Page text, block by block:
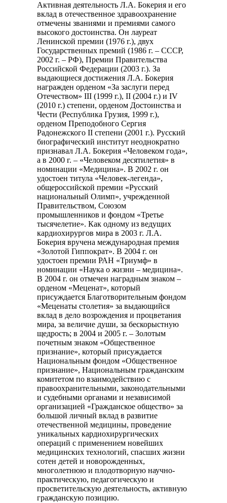
Активная деятельность Л.А. Бокерия и его
вклад в отечественное здравоохранение
отмечены званиями и премиями самого
высокого достоинства. Он лауреат
Ленинской премии (1976 г.), двух
Государственных премий (1986 г. – СССР,
2002 г. – РФ), Премии Правительства
Российской Федерации (2003 г.). За
выдающиеся достижения Л.А. Бокерия
награжден орденом «За заслуги перед
Отечеством» III (1999 г.), II (2004 г.) и IV
(2010 г.) степени, орденом Достоинства и
Чести (Республика Грузия, 1999 г.),
орденом Преподобного Сергия
Радонежского II степени (2001 г.). Русский
биографический институт неоднократно
признавал Л.А. Бокерия «Человеком года»,
а в 2000 г. – «Человеком десятилетия» в
номинации «Медицина». В 2002 г. он
удостоен титула «Человек-легенда»,
общероссийской премии «Русский
национальный Олимп», учрежденной
Правительством, Союзом
промышленников и фондом «Третье
тысячелетие». Как одному из ведущих
кардиохирургов мира в 2003 г. Л.А.
Бокерия вручена международная премия
«Золотой Гиппократ». В 2004 г. он
удостоен премии РАН «Триумф» в
номинации «Наука о жизни – медицина».
В 2004 г. он отмечен наградным знаком –
орденом «Меценат», который
присуждается Благотворительным фондом
«Меценаты столетия» за выдающийся
вклад в дело возрождения и процветания
мира, за величие души, за бескорыстную
щедрость; в 2004 и 2005 г. – Золотым
почетным знаком «Общественное
признание», который присуждается
Национальным фондом «Общественное
признание», Национальным гражданским
комитетом по взаимодействию с
правоохранительными, законодательными
и судебными органами и независимой
организацией «Гражданское общество» за
большой личный вклад в развитие
отечественной медицины, проведение
уникальных кардиохирургических
операций с применением новейших
медицинских технологий, спасших жизни
сотен детей и новорожденных,
многолетнюю и плодотворную научно-
практическую, педагогическую и
просветительскую деятельность, активную
гражданскую позицию.